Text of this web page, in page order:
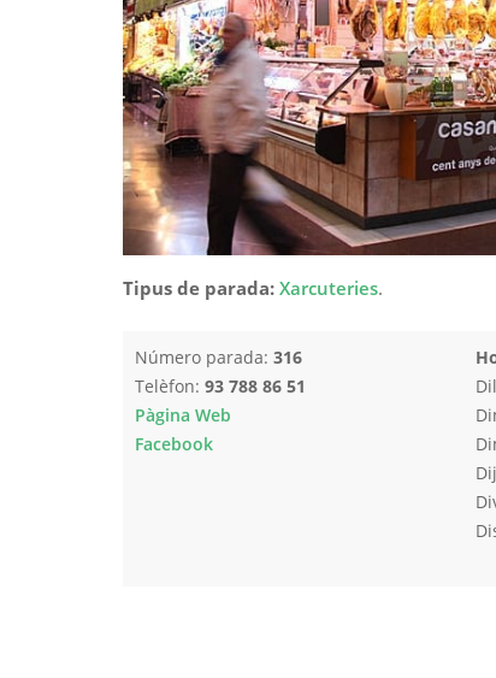
Tipus de parada: Xarcuteries.
Número parada: 316
Telèfon: 93 788 86 51
Pàgina Web
Facebook